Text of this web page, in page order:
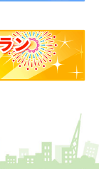
グで1位にな
1位になりま
1位になりま